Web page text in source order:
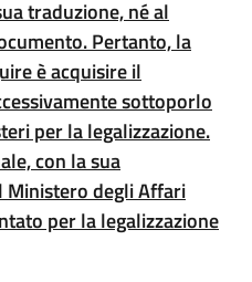
traduzione, né al
Pertanto, la
è acquisire il
sottoporlo
per la legalizzazione.
con la sua
Ministero degli Affari
per la legalizzazione